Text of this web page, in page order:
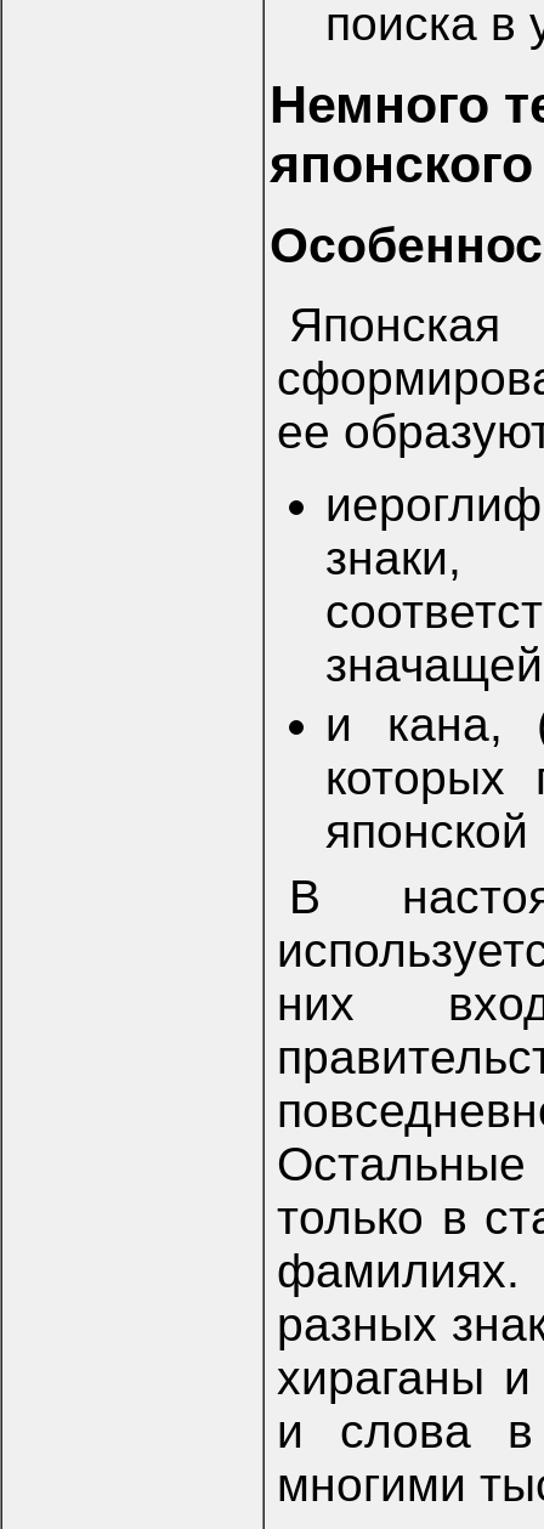
поиска в
Немного
ее
и кана,
которых
японской
В
них
только в
фамилиях.
разных
хираганы
и слова в
многими